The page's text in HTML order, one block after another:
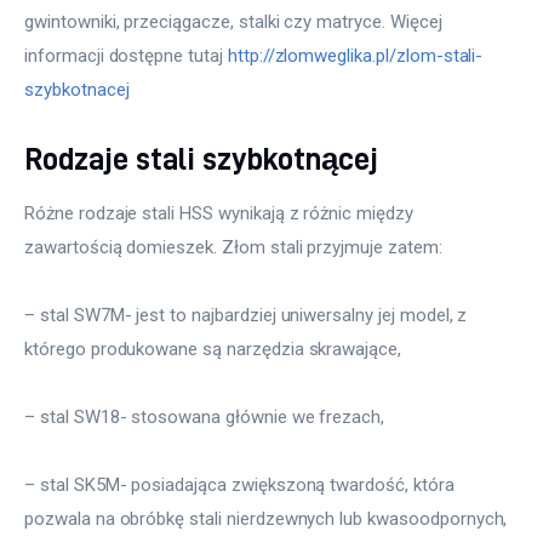
gwintowniki, przeciągacze, stalki czy matryce. Więcej
informacji dostępne tutaj http://zlomweglika.pl/zlom-stali-
szybkotnacej
Rodzaje stali szybkotnącej
Różne rodzaje stali HSS wynikają z różnic między
zawartością domieszek. Złom stali przyjmuje zatem:
– stal SW7M- jest to najbardziej uniwersalny jej model, z
którego produkowane są narzędzia skrawające,
– stal SW18- stosowana głównie we frezach,
– stal SK5M- posiadająca zwiększoną twardość, która
pozwala na obróbkę stali nierdzewnych lub kwasoodpornych,